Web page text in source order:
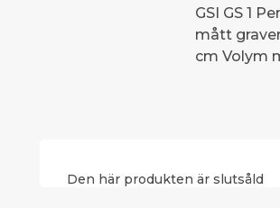
GSI GS 1
mått
cm Volym
Den här produkten är slutsåld